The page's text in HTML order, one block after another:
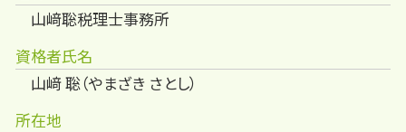
山﨑聡税理士事務所
資格者氏名
山﨑 聡（やまざき さとし）
所在地